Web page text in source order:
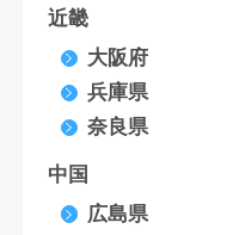
近畿
大阪府
兵庫県
奈良県
中国
広島県